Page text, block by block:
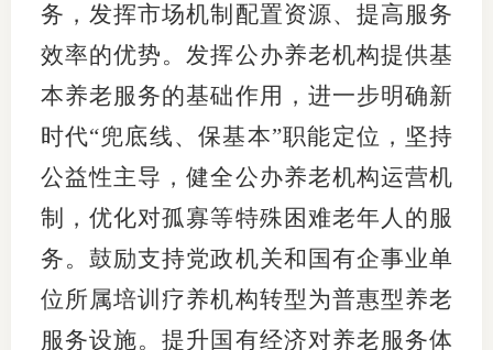
务，发挥市场机制配置资源、提高服务
效率的优势。发挥公办养老机构提供基
本养老服务的基础作用，进一步明确新
时代“兜底线、保基本”职能定位，坚持
公益性主导，健全公办养老机构运营机
制，优化对孤寡等特殊困难老年人的服
务。鼓励支持党政机关和国有企事业单
位所属培训疗养机构转型为普惠型养老
服务设施。提升国有经济对养老服务体